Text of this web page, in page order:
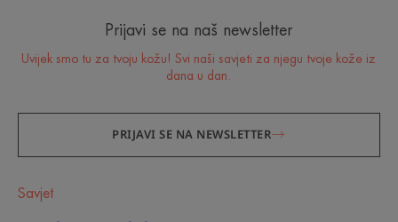
Prijavi se na naš newsletter
Uvijek smo tu za tvoju kožu! Svi naši savjeti za njegu tvoje kože iz
dana u dan.
PRIJAVI SE NA NEWSLETTER
Savjet